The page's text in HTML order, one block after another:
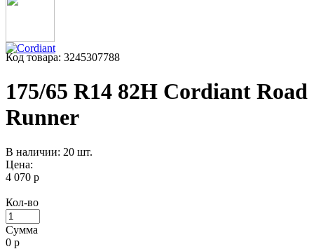
Код товара: 3245307788
175/65 R14 82H Cordiant Road
Runner
В наличии: 20 шт.
Цена:
4 070 р
Кол-во
Сумма
0 р